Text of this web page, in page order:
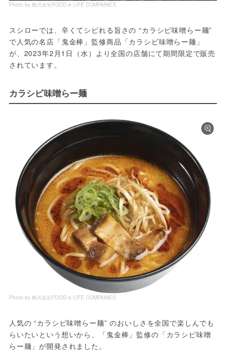
Photo by 株式会社FOOD & LIFE COMPANIES
スシローでは、辛くてシビれる旨さの “カラシビ味噌らー麺”
で人気の名店「鬼金棒」監修商品「カラシビ味噌らー麺」
が、2023年2月1日（水）より全国の店舗にて期間限定で販売
されています。
カラシビ味噌らー麺
Photo by 株式会社FOOD & LIFE COMPANIES
人気の “カラシビ味噌らー麺” のおいしさを全国で楽しんでも
らいたいという想いから、「鬼金棒」監修の「カラシビ味噌
らー麺」が開発されました。